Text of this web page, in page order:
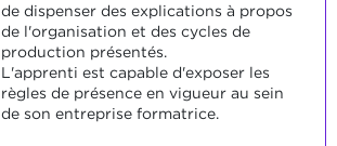
de dispenser des explications à propos
de l'organisation et des cycles de
production présentés.
L'apprenti est capable d'exposer les
règles de présence en vigueur au sein
de son entreprise formatrice.